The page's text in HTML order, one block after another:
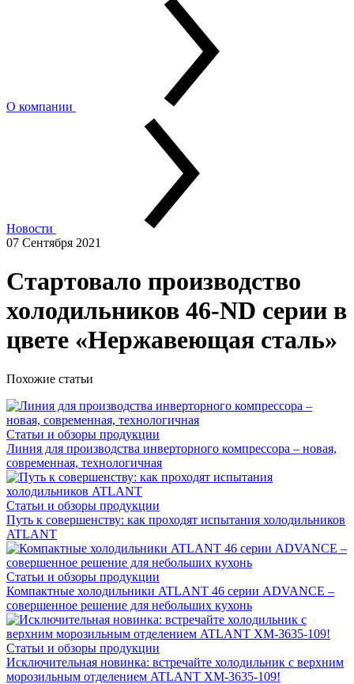
О компании
Новости
07 Сентября 2021
Стартовало производство
холодильников 46-ND серии в
цвете «Нержавеющая сталь»
Похожие статьи
Статьи и обзоры продукции
Линия для производства инверторного компрессора – новая,
современная, технологичная
Статьи и обзоры продукции
Путь к совершенству: как проходят испытания холодильников
ATLANT
Статьи и обзоры продукции
Компактные холодильники ATLANT 46 серии ADVANCE –
совершенное решение для небольших кухонь
Статьи и обзоры продукции
Исключительная новинка: встречайте холодильник с верхним
морозильным отделением ATLANT ХМ-3635-109!